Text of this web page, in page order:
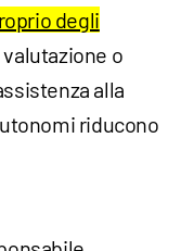
degli
valutazione o
alla
riducono